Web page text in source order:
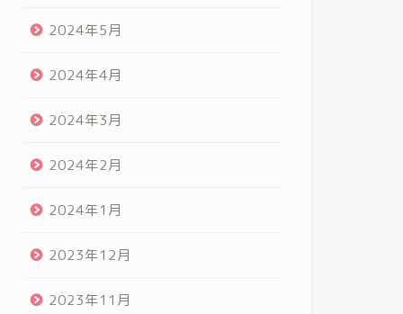
2024年5月
2024年4月
2024年3月
2024年2月
2024年1月
2023年12月
2023年11月